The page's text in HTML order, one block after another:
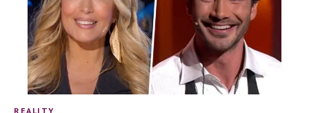
REALITY